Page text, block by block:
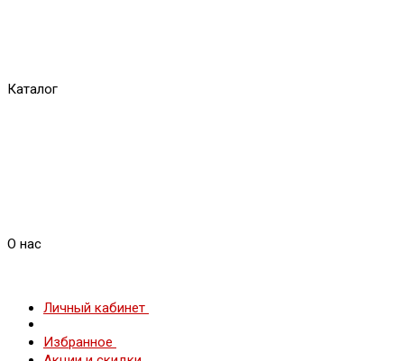
Каталог
О нас
Личный кабинет
Избранное